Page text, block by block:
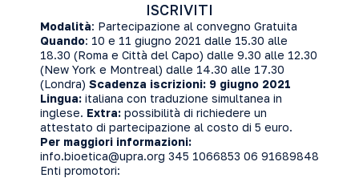
ISCRIVITI
Modalità: Partecipazione al convegno Gratuita
Quando: 10 e 11 giugno 2021 dalle 15.30 alle
18.30 (Roma e Città del Capo) dalle 9.30 alle 12.30
(New York e Montreal) dalle 14.30 alle 17.30
(Londra) Scadenza iscrizioni: 9 giugno 2021
Lingua: italiana con traduzione simultanea in
inglese. Extra: possibilità di richiedere un
attestato di partecipazione al costo di 5 euro.
Per maggiori informazioni:
info.bioetica@upra.org 345 1066853 06 91689848
Enti promotori: